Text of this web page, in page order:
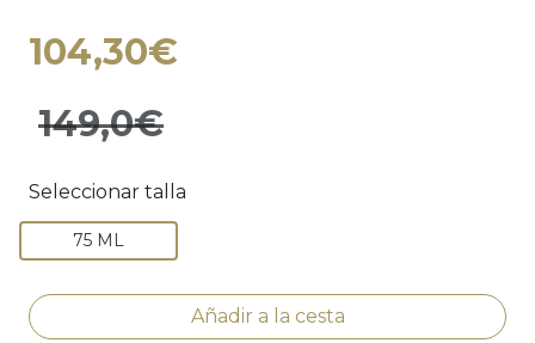
104,30€
149,0€
Seleccionar talla
75 ML